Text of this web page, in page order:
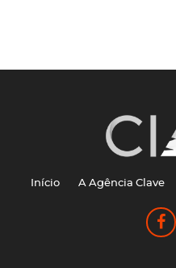
Início A Agência Clave